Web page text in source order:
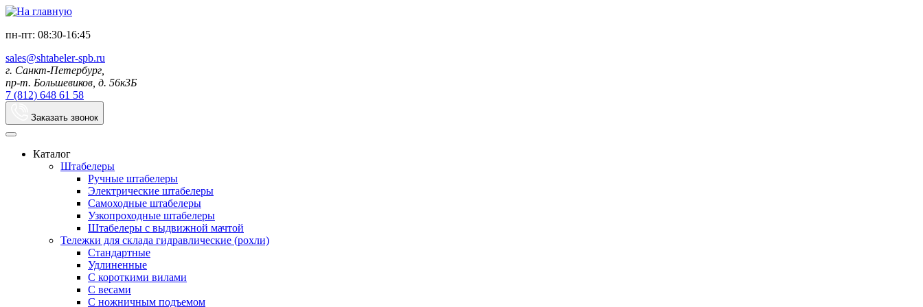
пн-пт: 08:30-16:45
sales@shtabeler-spb.ru
г. Санкт-Петербург,
пр-т. Большевиков, д. 56к3Б
7 (812) 648 61 58
Заказать звонок
Каталог
Штабелеры
Ручные штабелеры
Электрические штабелеры
Самоходные штабелеры
Узкопроходные штабелеры
Штабелеры с выдвижной мачтой
Тележки для склада гидравлические (рохли)
Стандартные
Удлиненные
С короткими вилами
С весами
С ножничным подъемом